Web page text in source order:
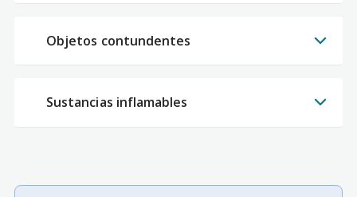
Objetos contundentes
Sustancias inflamables